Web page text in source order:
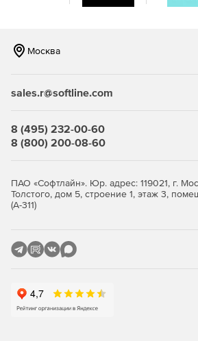
Москва
sales.r@softline.com
8 (495) 232-00-60
8 (800) 200-08-60
ПАО «Софтлайн». Юр. адрес: 119021, г.
Толстого, дом 5, строение 1, этаж 3,
(А-311)